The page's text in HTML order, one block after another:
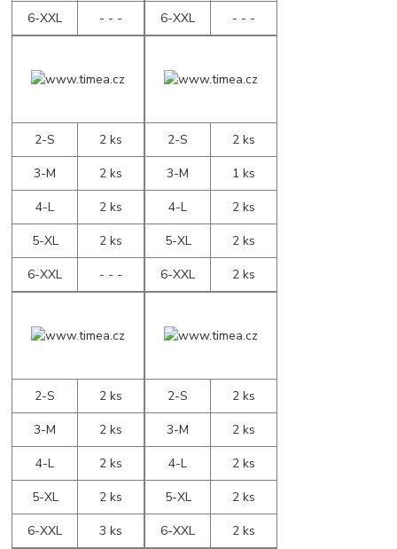
6-XXL
- - -
6-XXL
- - -
2-S
2 ks
3-M
2 ks
4-L
2 ks
5-XL
2 ks
6-XXL
- - -
2-S
2 ks
3-M
1 ks
4-L
2 ks
5-XL
2 ks
6-XXL
2 ks
2-S
2 ks
3-M
2 ks
4-L
2 ks
5-XL
2 ks
6-XXL
3 ks
2-S
2 ks
3-M
2 ks
4-L
2 ks
5-XL
2 ks
6-XXL
2 ks